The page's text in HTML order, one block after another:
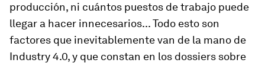
producción, ni cuántos puestos de trabajo puede
llegar a hacer innecesarios... Todo esto son
factores que inevitablemente van de la mano de
Industry 4.0, y que constan en los dossiers sobre